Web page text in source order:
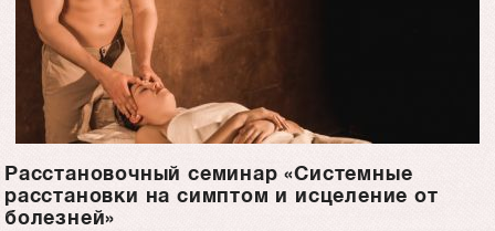
Расстановочный семинар «Системные
расстановки на симптом и исцеление от
болезней»